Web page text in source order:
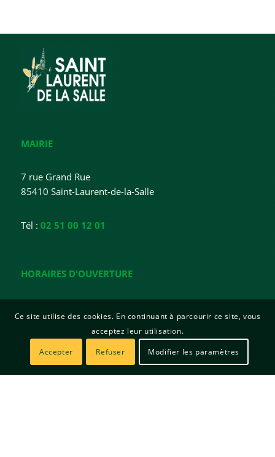
MAIRIE
7 rue Grand Rue
85410 Saint-Laurent-de-la-Salle
Tél : 02 51 00 12 01
HORAIRES D'OUVERTURE
Mardi : 15h - 18h
Mercredi : Fermée
Jeudi : 10h - 12h / 15h - 19h
Vendredi : 15h - 17h
Ce site utilise des cookies. En continuant à parcourir ce site, vous
acceptez leur utilisation.
Accepter
Refuser Modifier les paramètres